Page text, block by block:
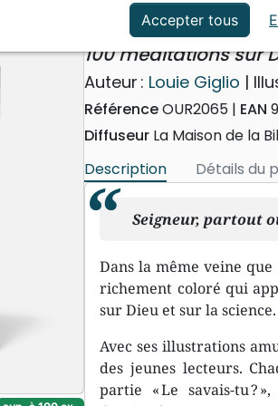
Trop fort !
100 méditations sur
Auteur : Louie Giglio |
RéférenceOUR2065 EAN
Diffuseur La Maison de la
Description
Détails du
Seigneur, partout
Dans la même veine que
richement coloré qui
sur Dieu et sur la science.
Avec ses illustrations
des jeunes lecteurs.
partie « Le savais-tu ?
Accepter tous